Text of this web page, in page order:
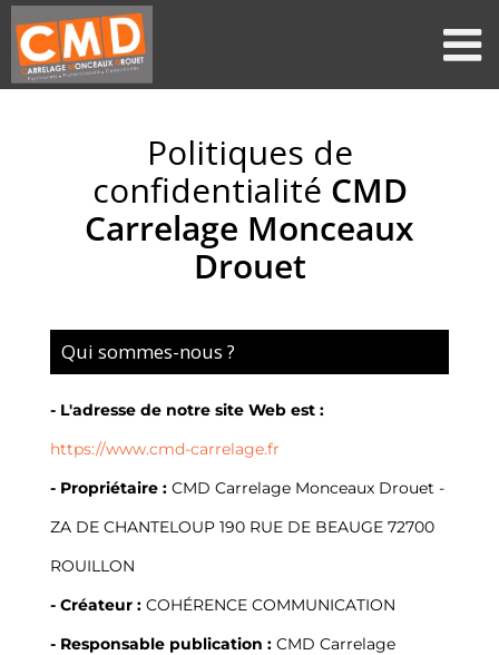
Passer
au
contenu
Politiques de
confidentialité CMD
Carrelage Monceaux
Drouet
Qui sommes-nous ?
- L'adresse de notre site Web est :
https://www.cmd-carrelage.fr
- Propriétaire : CMD Carrelage Monceaux Drouet -
ZA DE CHANTELOUP 190 RUE DE BEAUGE 72700
ROUILLON
- Créateur : COHÉRENCE COMMUNICATION
- Responsable publication : CMD Carrelage